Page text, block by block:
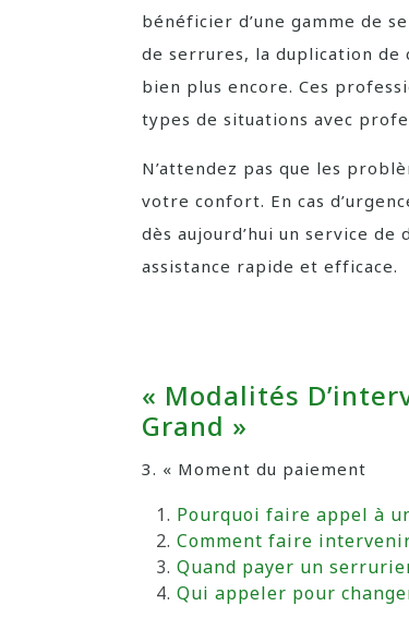
bénéficier d’une gamme de
de serrures, la duplication de
bien plus encore. Ces
types de situations avec
N’attendez pas que les
votre confort. En cas
dès aujourd’hui un service
assistance rapide et efficace.
« Modalités
Grand »
3. « Moment du paiement
Pourquoi faire appel à
Comment faire
Quand payer un
Qui appeler pour